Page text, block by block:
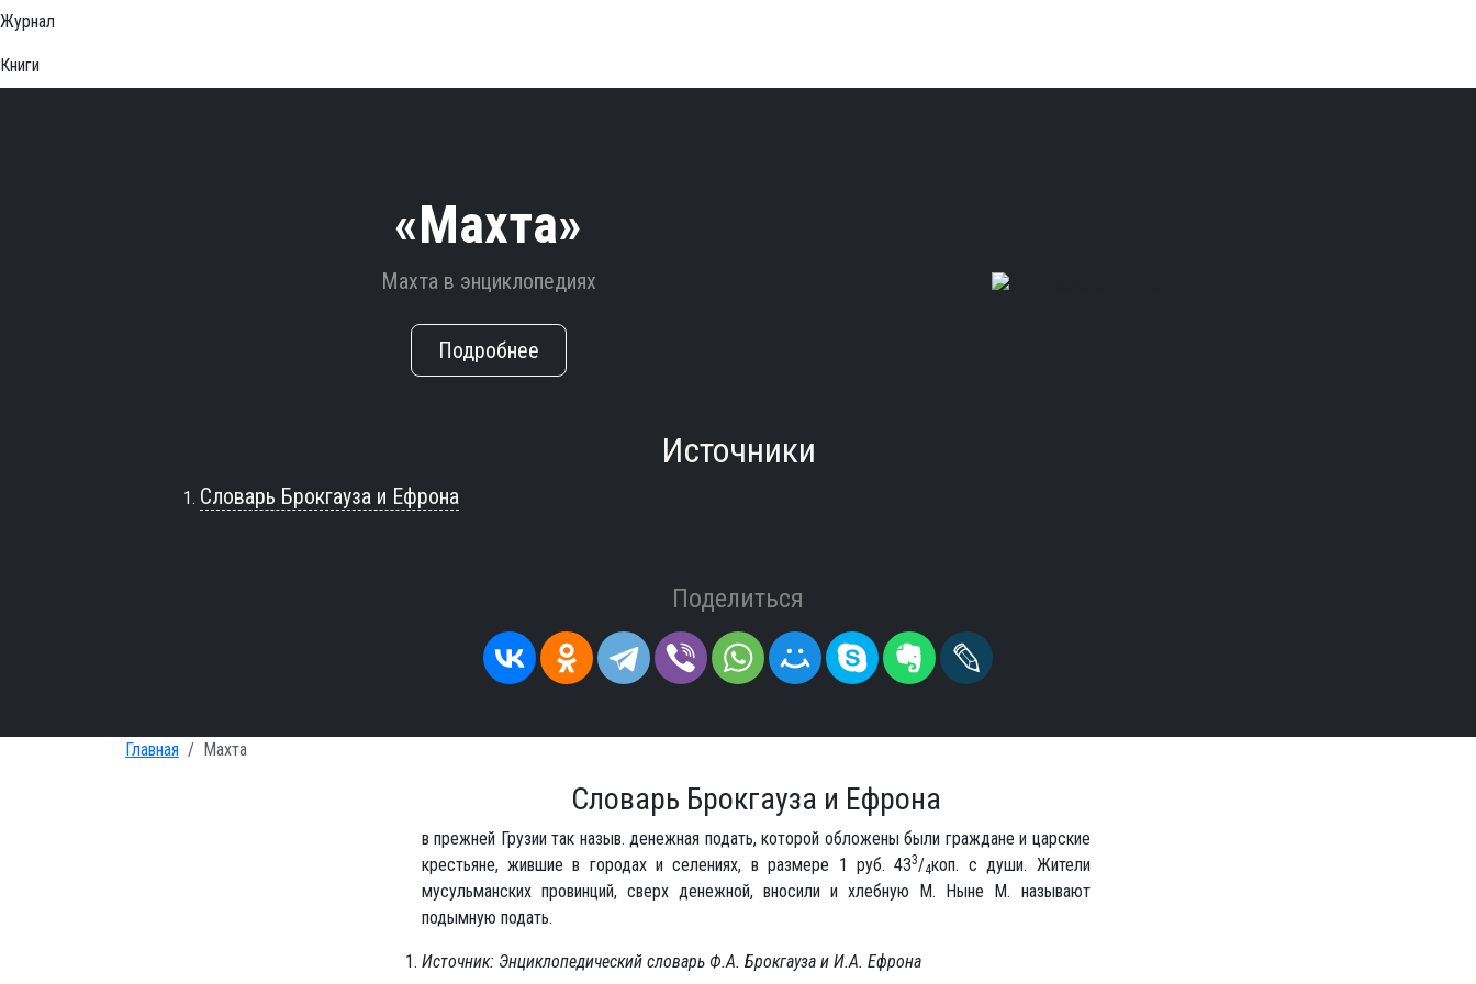
Журнал
Книги
«Махта»
Махта в энциклопедиях
Подробнее
Источники
Словарь Брокгауза и Ефрона
Поделиться
Главная Махта
Словарь Брокгауза и Ефрона
в прежней Грузии так назыв. денежная подать, которой обложены были граждане и царские
крестьяне, жившие в городах и селениях, в размере 1 руб. 433/4коп. с души. Жители
мусульманских провинций, сверх денежной, вносили и хлебную М. Ныне М. называют
подымную подать.
Источник: Энциклопедический словарь Ф.А. Брокгауза и И.А. Ефрона